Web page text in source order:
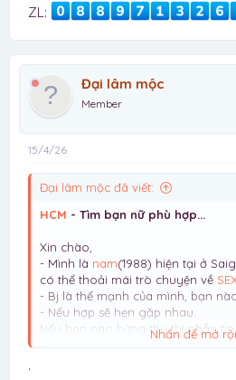
hệ mất thời gian
ZL:
Đại lâm mộc
Member
15/4/26
Đại lâm mộc đã viết:
HCM - Tìm bạn nữ phù hợp...
Xin chào,
- Mình là nam(1988) hiện tại ở
có thể thoải mái trò chuyện về
- Bj là thế mạnh của mình, bạn
- Nếu hợp sẽ hẹn gặp nhau.
Nếu bạn nào hứng thú thì nhắn
Lưu ý: mình chỉ tìm NỮ, giới tính
Nhấn để mở
.